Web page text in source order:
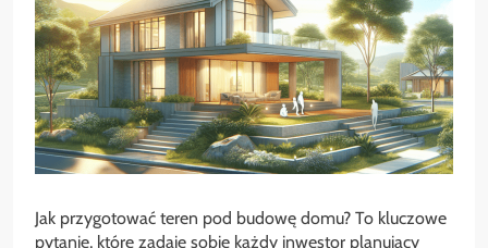
Jak przygotować teren pod budowę domu? To kluczowe
pytanie, które zadaje sobie każdy inwestor planujący